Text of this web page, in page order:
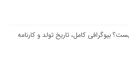
بیوگرافی کامل، تاریخ تولد و کارنامه